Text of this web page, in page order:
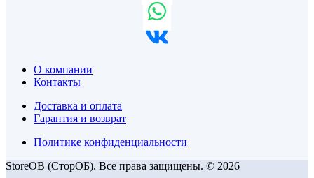
О компании
Контакты
Доставка и оплата
Гарантия и возврат
Политике конфиденциальности
StoreOB (CторОБ). Все права защищены. © 2026